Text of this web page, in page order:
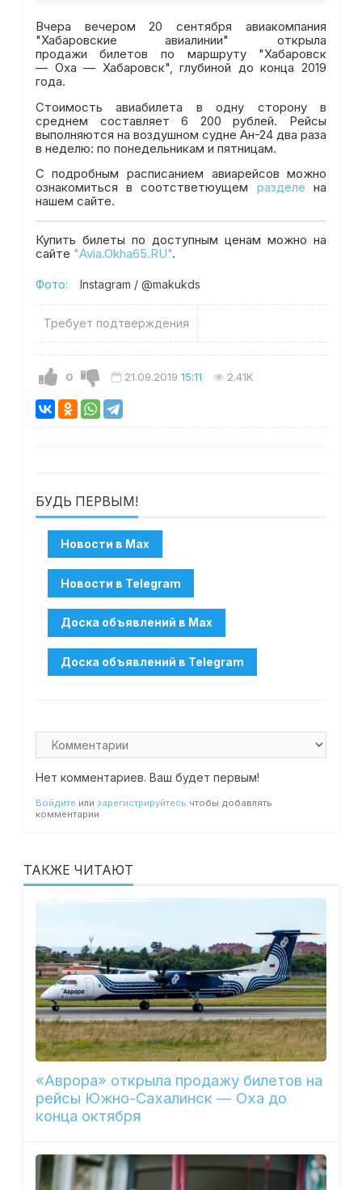
Вчера вечером 20 сентября авиакомпания
"Хабаровские авиалинии" открыла
продажи билетов по маршруту "Хабаровск
— Оха — Хабаровск", глубиной до конца 2019
года.
Стоимость авиабилета в одну сторону в
среднем составляет 6 200 рублей. Рейсы
выполняются на воздушном судне Ан-24 два раза
в неделю: по понедельникам и пятницам.
С подробным расписанием авиарейсов можно
ознакомиться в соотстветюущем разделе на
нашем сайте.
Купить билеты по доступным ценам можно на
сайте "Avia.Okha65.RU".
Фото: Instagram / @makukds
Требует подтверждения
0 21.09.2019 15:11 2.41K
БУДЬ ПЕРВЫМ!
Нет комментариев. Ваш будет первым!
Войдите или зарегистрируйтесь чтобы добавлять
комментарии
ТАКЖЕ ЧИТАЮТ
«Аврора» открыла продажу билетов на
рейсы Южно-Сахалинск — Оха до
конца октября